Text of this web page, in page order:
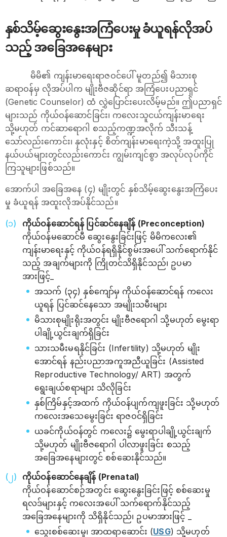
နှစ်သိမ့်ဆွေးနွေးအကြံပေးမှု ခံယူရန်လိုအပ်
သည့် အခြေအနေများ
မိမိ၏ ကျန်းမာရေးရာဇဝင်ပေါ် မူတည်၍ မိသားစု
ဆရာဝန်မှ လိုအပ်ပါက မျိုးဗီဇဆိုင်ရာ အကြံပေးပညာရှင်
(Genetic Counselor) ထံ လွှဲပြောင်းပေးလိမ့်မည်။ ဤပညာရှင်
များသည် ကိုယ်ဝန်ဆောင်ခြင်း၊ ကလေးသူငယ်ကျန်းမာရေး
သို့မဟုတ် ကင်ဆာရောဂါ စသည့်ကဏ္ဍအလိုက် သီးသန့်
သော်လည်းကောင်း၊ နှလုံးနှင့် စိတ်ကျန်းမာရေးကဲ့သို့ အထူးပြု
နယ်ပယ်များတွင်လည်းကောင်း ကျွမ်းကျင်စွာ အလုပ်လုပ်ကိုင်
ကြသူများဖြစ်သည်။
အောက်ပါ အခြေအနေ (၄) မျိုးတွင် နှစ်သိမ့်ဆွေးနွေးအကြံပေး
မှု ခံယူရန် အထူးလိုအပ်နိုင်သည်။
ကိုယ်ဝန်ဆောင်ရန် ပြင်ဆင်နေချိန် (Preconception)
ကိုယ်ဝန်မဆောင်မီ ဆွေးနွေးခြင်းဖြင့် မိမိကလေး၏
ကျန်းမာရေးနှင့် ကိုယ်ဝန်ရရှိနိုင်စွမ်းအပေါ် သက်ရောက်နိုင်
သည့် အချက်များကို ကြိုတင်သိရှိနိုင်သည်၊ ဥပမာ
အားဖြင့်_
အသက် (၃၄) နှစ်ကျော်မှ ကိုယ်ဝန်ဆောင်ရန် ကလေး
ယူရန် ပြင်ဆင်နေသော အမျိုးသမီးများ
မိသားစုမျိုးရိုးအတွင်း မျိုးဗီဇရောဂါ သို့မဟုတ် မွေးရာ
ပါချို့ယွင်းချက်ရှိခြင်း
သားသမီးမရနိုင်ခြင်း (Infertility) သို့မဟုတ် မျိုး
အောင်ရန် နည်းပညာအကူအညီယူခြင်း (Assisted
Reproductive Technology/ ART) အတွက်
ရွေးချယ်စရာများ သိလိုခြင်း
နှစ်ကြိမ်နှင့်အထက် ကိုယ်ဝန်ပျက်ကျဖူးခြင်း သို့မဟုတ်
ကလေးအသေမွေးခြင်း ရာဇဝင်ရှိခြင်း
ယခင်ကိုယ်ဝန်တွင် ကလေး၌ မွေးရာပါချို့ယွင်းချက်
သို့မဟုတ် မျိုးဗီဇရောဂါ ပါလာဖူးခြင်း စသည့်
အခြေအနေများတွင် စစ်ဆေးနိုင်သည်။
ကိုယ်ဝန်ဆောင်နေချိန် (Prenatal)
ကိုယ်ဝန်ဆောင်စဉ်အတွင်း ဆွေးနွေးခြင်းဖြင့် စစ်ဆေးမှု
ရလဒ်များနှင့် ကလေးအပေါ် သက်ရောက်နိုင်သည့်
အခြေအနေများကို သိရှိနိုင်သည်၊ ဥပမာအားဖြင့် _
သွေးစစ်ဆေးမှု၊ အာထရာဆောင်း (USG) သို့မဟုတ်